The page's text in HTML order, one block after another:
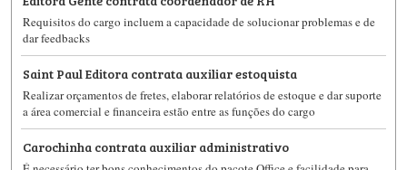
Requisitos do cargo incluem a capacidade de solucionar problemas e de
dar feedbacks
Saint Paul Editora contrata auxiliar estoquista
Realizar orçamentos de fretes, elaborar relatórios de estoque e dar suporte
a área comercial e financeira estão entre as funções do cargo
Carochinha contrata auxiliar administrativo